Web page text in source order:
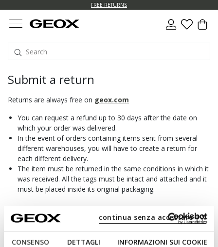
CONSENSO DETTAGLI INFORMAZIONI SUI COOKIE
continua senza accettare | X
FREE RETURNS
Submit a return
Returns are always free on geox.com
You can request a refund up to 30 days after the date on
which your order was delivered.
In the event of orders containing items sent from several
different warehouses, you will have to create a return for
each different delivery.
The item must be returned in the same conditions in which it
was received. All the tags must be intact and attached and it
must be placed inside its original packaging.
Returns and Refunds
section.
Order number*